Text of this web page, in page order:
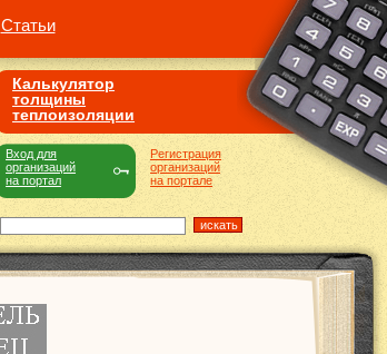
Статьи
Калькулятор
толщины
теплоизоляции
Регистрация
организаций
на портале
Вход для
организаций
на портал